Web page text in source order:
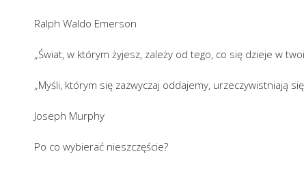
Ralph Waldo Emerson
„Świat, w którym żyjesz, zależy od tego, co się dzieje w
„Myśli, którym się zazwyczaj oddajemy, urzeczywistniają
Joseph Murphy
Po co wybierać nieszczęście?